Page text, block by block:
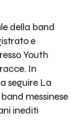
della band
e
Youth
In
seguire La
messinese
inediti